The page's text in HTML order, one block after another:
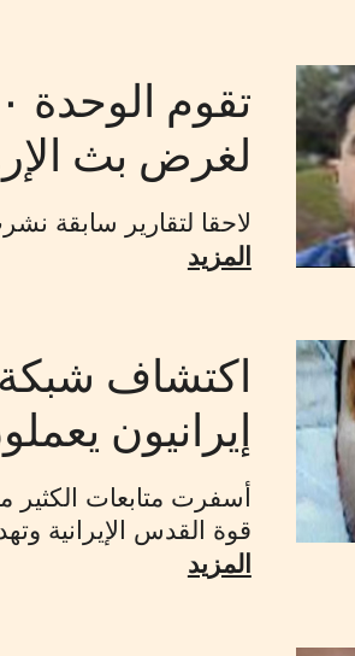
لغرض بث
لاحقا لتقارير سابقة نشرت على موقعنا
المزيد
اكتشاف شبكة
إيرانيون
أسفرت متابعات
قوة القدس الإيرانية
المزيد